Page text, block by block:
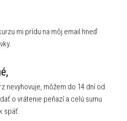
mi prídu na môj email hneď
nevyhovuje, môžem do 14 dní od
o vrátenie peňazí a celú sumu
späť.